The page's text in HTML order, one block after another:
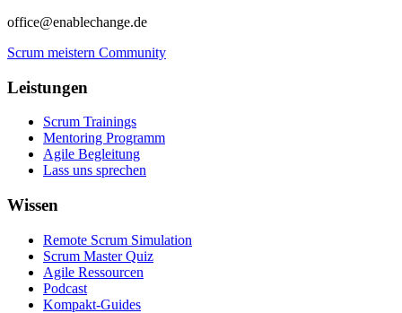
office@enablechange.de
Scrum meistern Community
Leistungen
Scrum Trainings
Mentoring Programm
Agile Begleitung
Lass uns sprechen
Wissen
Remote Scrum Simulation
Scrum Master Quiz
Agile Ressourcen
Podcast
Kompakt-Guides